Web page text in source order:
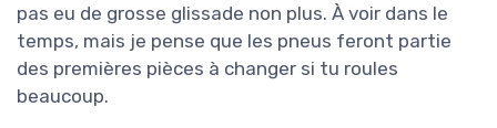
pas eu de grosse glissade non plus. À voir dans le
temps, mais je pense que les pneus feront partie
des premières pièces à changer si tu roules
beaucoup.